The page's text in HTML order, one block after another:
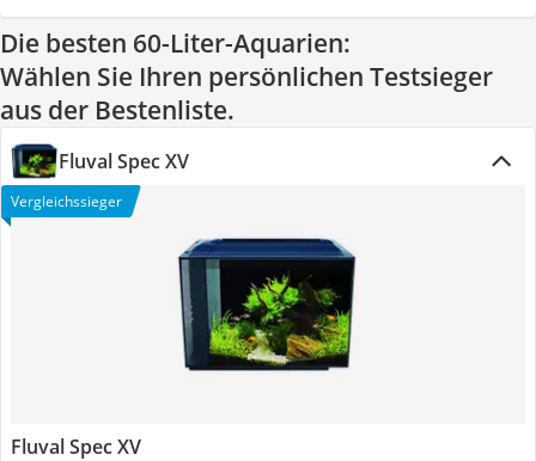
Die besten 60-Liter-Aquarien:
Wählen Sie Ihren persönlichen Testsieger
aus der Bestenliste.
Fluval Spec XV
Vergleichssieger
Fluval Spec XV